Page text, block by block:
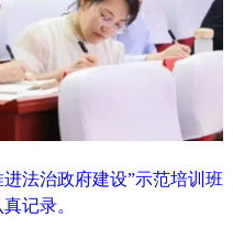
法治政府建设”示范培训班
记录。